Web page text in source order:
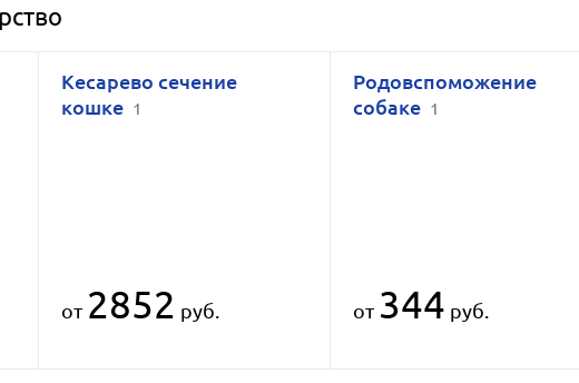
Кесарево сечение
кошке 1
Родовспоможение
собаке 1
от 2852 руб. от 344 руб.